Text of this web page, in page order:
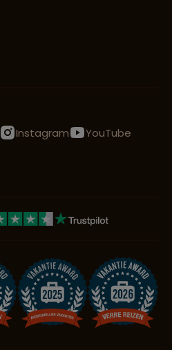
Instagram
YouTube